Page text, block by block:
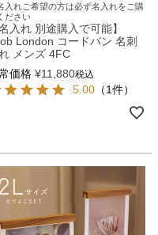
入れご希望の方は必ず名入れをご購
ださい
名入れ 別途購入で可能】
London コードバン 名刺
メンズ 4FC
価格 ¥11,880税込
5.00 （1件）